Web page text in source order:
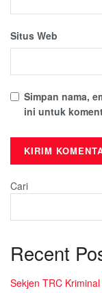
Situs Web
Simpan nama,
ini untuk
Cari
Recent
Sekjen TRC